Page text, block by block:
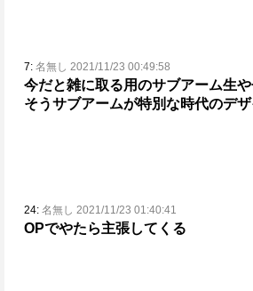
7: 名無し 2021/11/23 00:49:58
今だと雑に取る用のサブアーム生
そうサブアームが特別な時代のデ
24: 名無し 2021/11/23 01:40:41
OPでやたら主張してくる